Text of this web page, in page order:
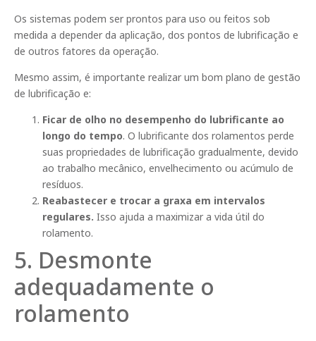
Os sistemas podem ser prontos para uso ou feitos sob
medida a depender da aplicação, dos pontos de lubrificação e
de outros fatores da operação.
Mesmo assim, é importante realizar um bom plano de gestão
de lubrificação e:
Ficar de olho no desempenho do lubrificante ao
longo do tempo. O lubrificante dos rolamentos perde
suas propriedades de lubrificação gradualmente, devido
ao trabalho mecânico, envelhecimento ou acúmulo de
resíduos.
Reabastecer e trocar a graxa em intervalos
regulares. Isso ajuda a maximizar a vida útil do
rolamento.
5. Desmonte
adequadamente o
rolamento